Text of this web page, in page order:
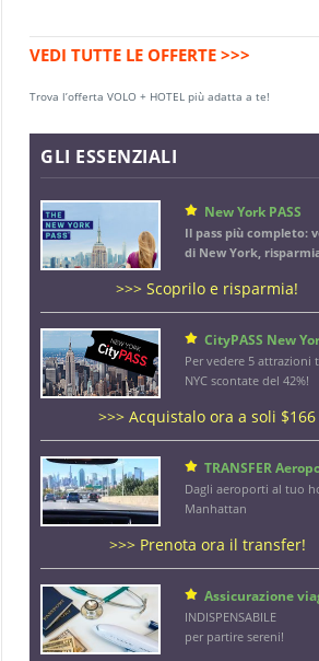
VEDI TUTTE LE OFFERTE >>>
Trova l’offerta VOLO + HOTEL più adatta a te!
GLI ESSENZIALI
New York PASS
Il pass più completo:
di New York,
>>> Scoprilo e risparmia!
CityPASS New
Per vedere 5 attrazioni
NYC scontate del 42%!
>>> Acquistalo ora a soli $166
TRANSFER
Dagli aeroporti al tuo
Manhattan
>>> Prenota ora il transfer!
Assicurazione
INDISPENSABILE
per partire sereni!